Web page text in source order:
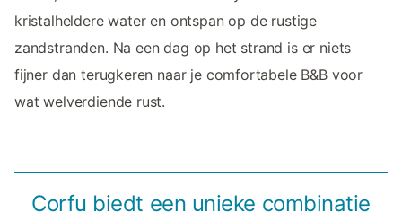
kristalheldere water en ontspan op de rustige
zandstranden. Na een dag op het strand is er niets
fijner dan terugkeren naar je comfortabele B&B voor
wat welverdiende rust.
Corfu biedt een unieke combinatie